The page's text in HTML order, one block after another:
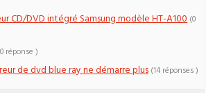
CD/DVD intégré Samsung modèle HT-A100 (0
réponse )
de dvd blue ray ne démarre plus (14 réponses )